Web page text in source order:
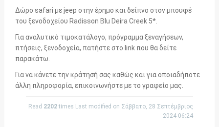
Δώρο safari με jeep στην έρημο και δείπνο στον μπουφέ
του ξενοδοχείου Radisson Blu Deira Creek 5*.
Για αναλυτικό τιμοκατάλογο, πρόγραμμα ξεναγήσεων,
πτήσεις, ξενοδοχεία, πατήστε στο link που θα δείτε
παρακάτω.
Για να κάνετε την κράτησή σας καθώς και για οποιαδήποτε
άλλη πληροφορία, επικοινωνήστε με το γραφείο μας.
Read 2202 times Last modified on Σάββατο, 28 Σεπτέμβριος
2024 06:24